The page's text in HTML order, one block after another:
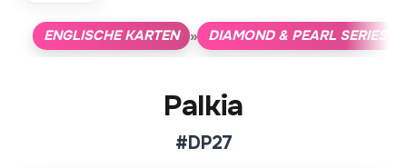
ENGLISCHE KARTEN » DIAMOND & PEARL SERIES
Palkia
#DP27